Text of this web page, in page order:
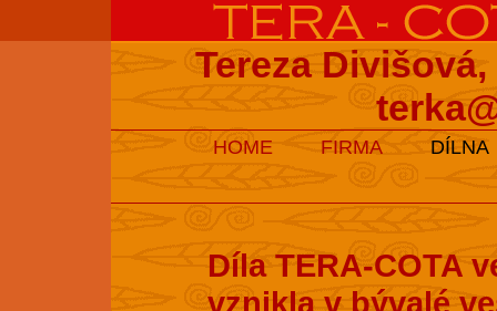
Tereza
HOME FIRMA DÍLNA
Díla TERA-COTA
vznikla v bývalé